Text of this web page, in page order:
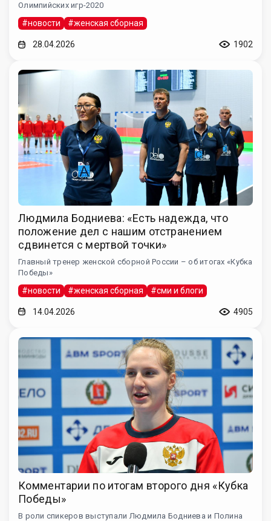
Олимпийских игр-2020
#новости #женская сборная
28.04.2026 1902
Людмила Бодниева: «Есть надежда, что
положение дел с нашим отстранением
сдвинется с мертвой точки»
Главный тренер женской сборной России – об итогах «Кубка
Победы»
#новости #женская сборная #сми и блоги
14.04.2026 4905
Комментарии по итогам второго дня «Кубка
Победы»
В роли спикеров выступали Людмила Бодниева и Полина